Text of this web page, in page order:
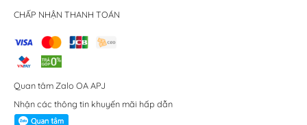
CHẤP NHẬN THANH TOÁN
Quan tâm Zalo OA APJ
Nhận các thông tin khuyến mãi hấp dẫn